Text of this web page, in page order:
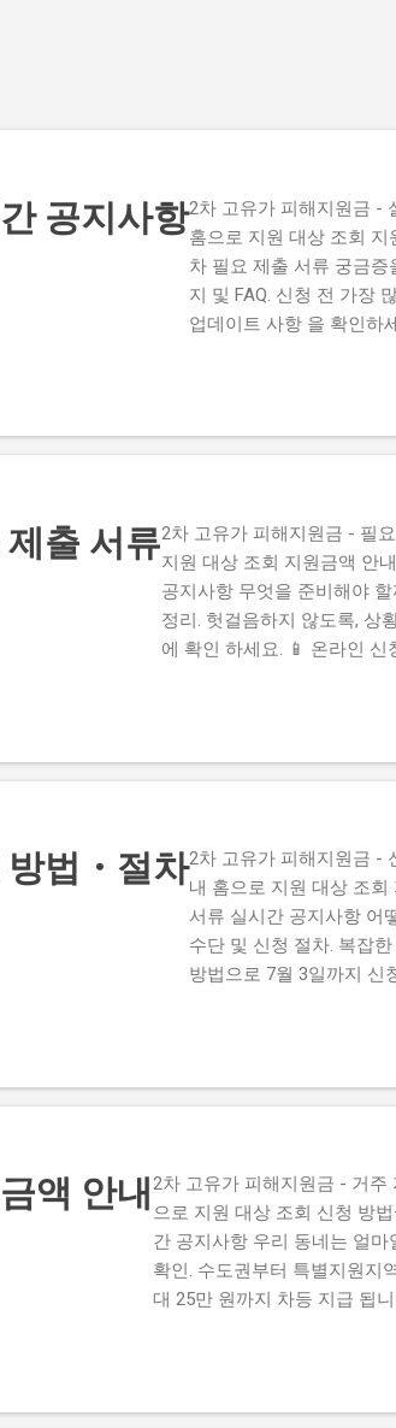
공지사항2차 고유가 피해지원금 -
홈으로 지원 대상 조회 지
차 필요 제출 서류 궁금
지 및 FAQ. 신청 전 가장
업데이트 사항 을 확인하
출 서류2차 고유가 피해지원금 - 필
지원 대상 조회 지원금액 안
공지사항 무엇을 준비해야
정리. 헛걸음하지 않도록, 상
에 확인 하세요. 📱 온라인 신
법・절차2차 고유가 피해지원금 -
내 홈으로 지원 대상 조
서류 실시간 공지사항 어
수단 및 신청 절차. 복잡
방법으로 7월 3일까지 신
성화를 위해 세 가지 방
세요. ...
액 안내 2차 고유가 피해지원금 - 거주
으로 지원 대상 조회 신청 방
간 공지사항 우리 동네는 얼마
확인. 수도권부터 특별지원지
대 25만 원까지 차등 지급 됩니
차 및 인구 감소 위기 극복을
지 기준) ...